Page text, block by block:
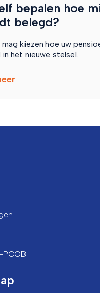
bepalen hoe
belegd?
kiezen hoe uw
het nieuwe stelsel.
PCOB